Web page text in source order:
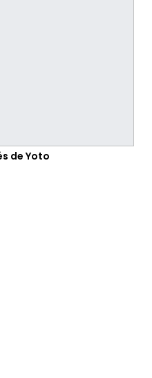
de Yoto